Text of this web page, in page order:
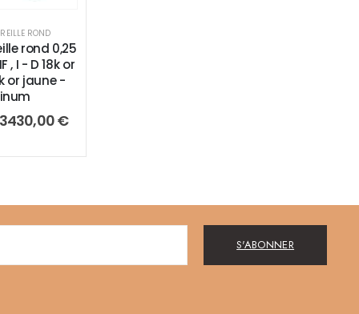
ROND
rond 0,25
, I - D 18k or
or jaune -
3430,00€
S'ABONNER